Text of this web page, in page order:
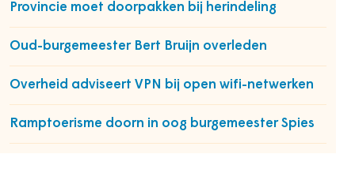
Provincie moet doorpakken bij herindeling
Oud-burgemeester Bert Bruijn overleden
Overheid adviseert VPN bij open wifi-netwerken
Ramptoerisme doorn in oog burgemeester Spies